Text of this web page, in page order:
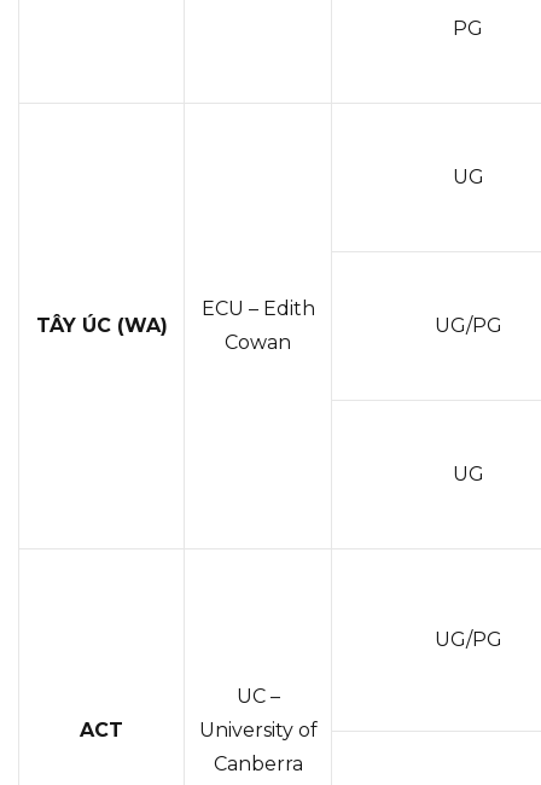
PG
TÂY ÚC (WA)
ECU – Edith
Cowan
UG
UG/PG
UG
ACT
UC –
University of
Canberra
UG/PG